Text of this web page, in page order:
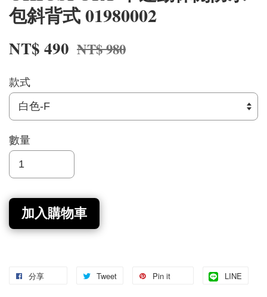
包斜背式 01980002
NT$ 490 NT$ 980
款式
數量
加入購物車
分享 Tweet Pin it LINE